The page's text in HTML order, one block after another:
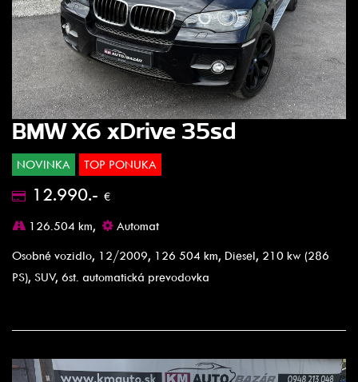
BMW X6 xDrive 35sd
NOVINKA TOP PONUKA
12.990.- €
126.504 km,
Automat
Osobné vozidlo, 12/2009, 126 504 km, Diesel, 210 kw (286
PS), SUV, 6st. automatická prevodovka